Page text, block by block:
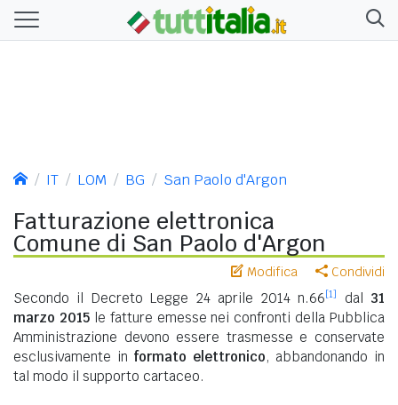
IT LOM BG San Paolo d'Argon
Fatturazione elettronica
Comune di San Paolo d'Argon
Modifica Condividi
Secondo il Decreto Legge 24 aprile 2014 n.66[1] dal 31
marzo 2015le fatture emesse nei confronti della Pubblica
Amministrazione devono essere trasmesse e conservate
esclusivamente in formato elettronico, abbandonando in
tal modo il supporto cartaceo.